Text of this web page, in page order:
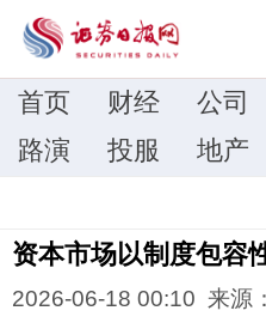
首页 财经 公司
路演
投服 地产
资本市场以制度包容
2026-06-18 00:10 来源